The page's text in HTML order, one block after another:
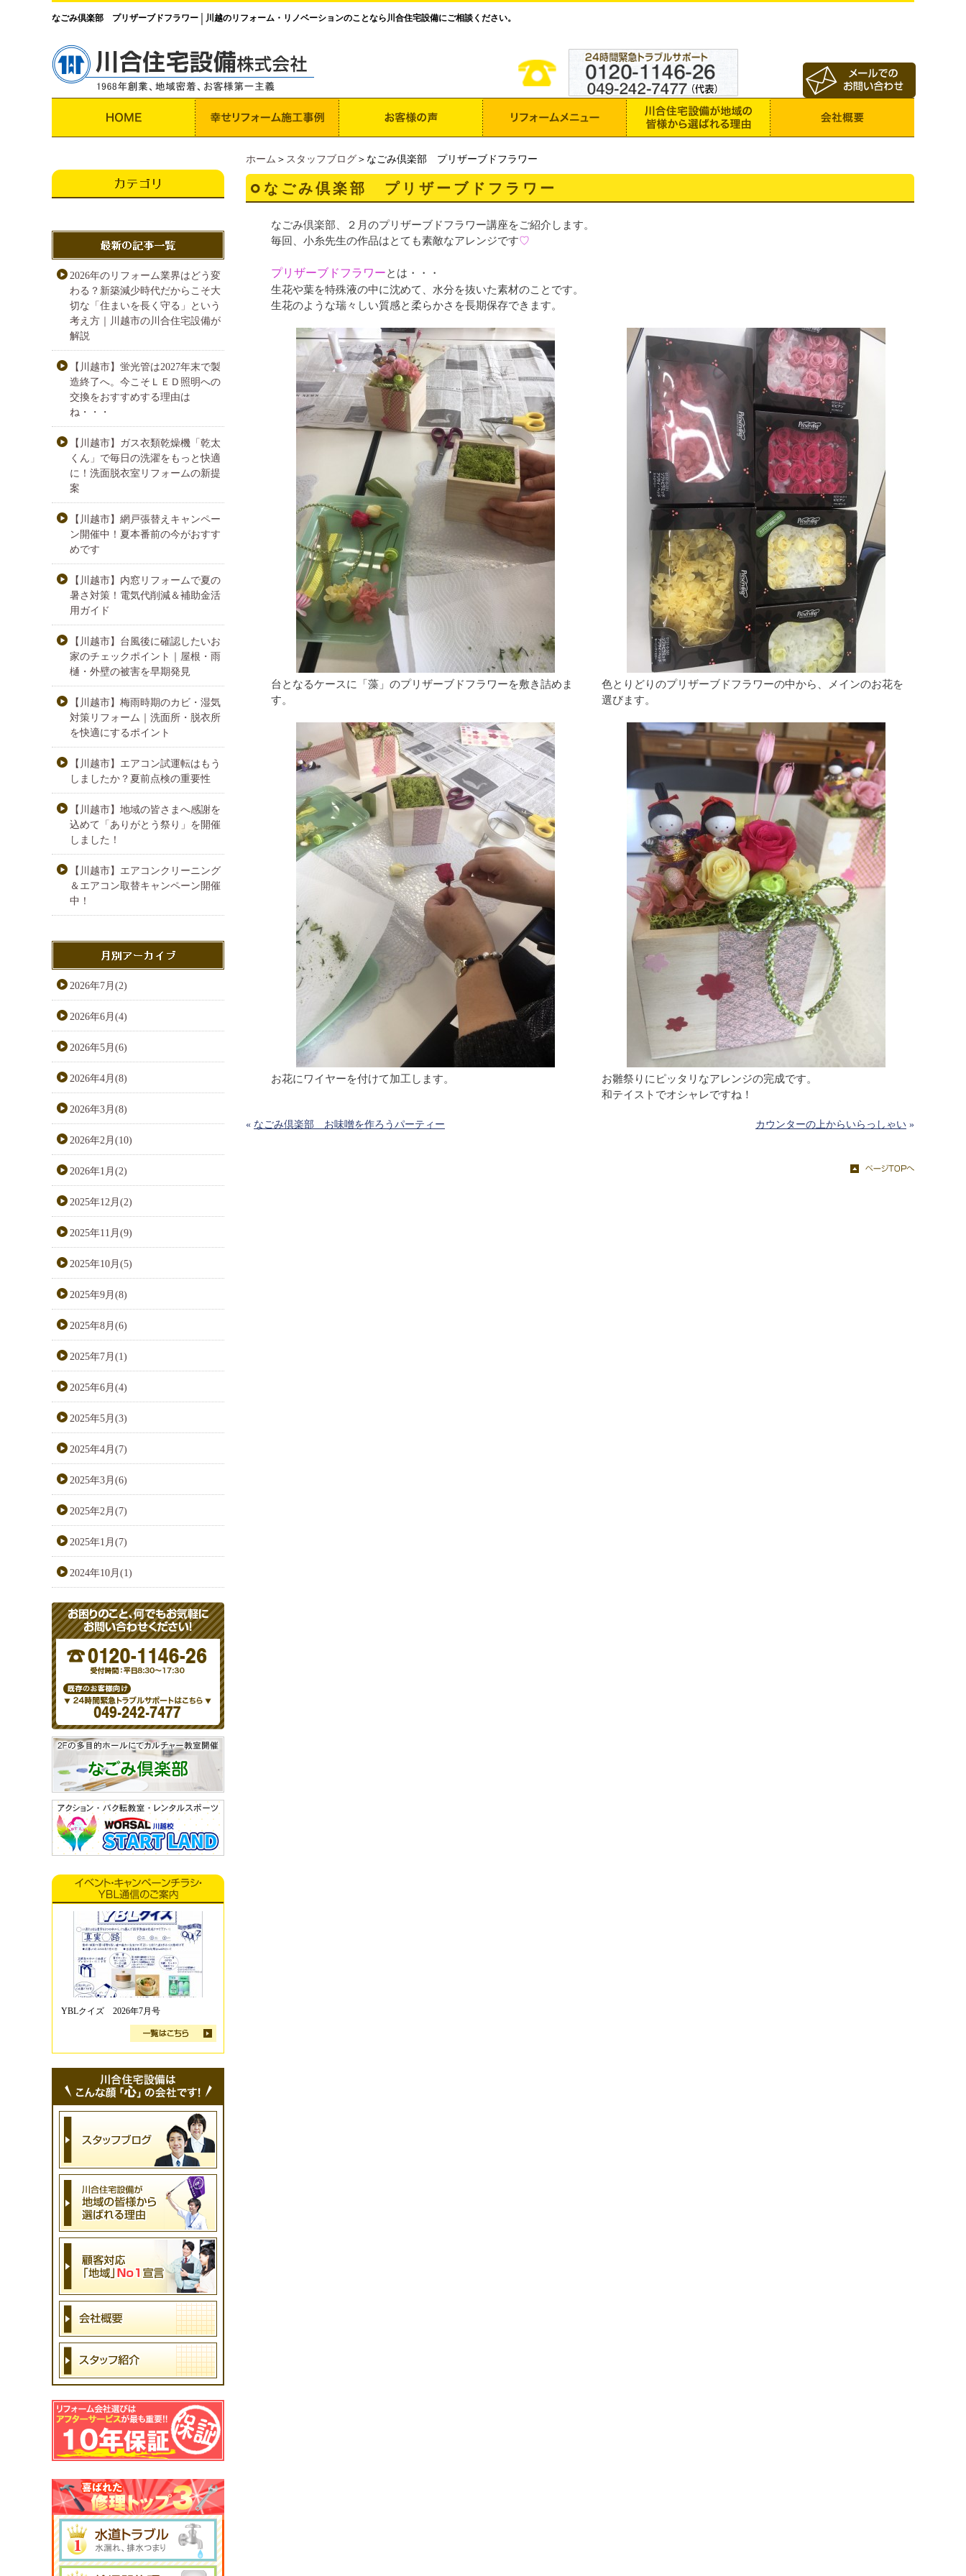
なごみ倶楽部 プリザーブドフラワー 川越のリフォーム・リノベーションのことなら川合住宅設備にご相談ください。
ホーム ＞ スタッフブログ ＞なごみ倶楽部 プリザーブドフラワー
なごみ倶楽部 プリザーブドフラワー
なごみ倶楽部、２月のプリザーブドフラワー講座をご紹介します。
毎回、小糸先生の作品はとても素敵なアレンジです♡
プリザーブドフラワーとは・・・
生花や葉を特殊液の中に沈めて、水分を抜いた素材のことです。
生花のような瑞々しい質感と柔らかさを長期保存できます。
台となるケースに「藻」のプリザーブドフラワーを敷き詰めま
す。
色とりどりのプリザーブドフラワーの中から、メインのお花を
選びます。
お花にワイヤーを付けて加工します。
お雛祭りにピッタリなアレンジの完成です。
和テイストでオシャレですね！
« なごみ倶楽部 お味噌を作ろうパーティー カウンターの上からいらっしゃい »
2026年のリフォーム業界はどう変
わる？新築減少時代だからこそ大
切な「住まいを長く守る」という
考え方｜川越市の川合住宅設備が
解説
【川越市】蛍光管は2027年末で製
造終了へ。今こそＬＥＤ照明への
交換をおすすめする理由は
ね・・・
【川越市】ガス衣類乾燥機「乾太
くん」で毎日の洗濯をもっと快適
に！洗面脱衣室リフォームの新提
案
【川越市】網戸張替えキャンペー
ン開催中！夏本番前の今がおすす
めです
【川越市】内窓リフォームで夏の
暑さ対策！電気代削減＆補助金活
用ガイド
【川越市】台風後に確認したいお
家のチェックポイント｜屋根・雨
樋・外壁の被害を早期発見
【川越市】梅雨時期のカビ・湿気
対策リフォーム｜洗面所・脱衣所
を快適にするポイント
【川越市】エアコン試運転はもう
しましたか？夏前点検の重要性
【川越市】地域の皆さまへ感謝を
込めて「ありがとう祭り」を開催
しました！
【川越市】エアコンクリーニング
＆エアコン取替キャンペーン開催
中！
2026年7月(2)
2026年6月(4)
2026年5月(6)
2026年4月(8)
2026年3月(8)
2026年2月(10)
2026年1月(2)
2025年12月(2)
2025年11月(9)
2025年10月(5)
2025年9月(8)
2025年8月(6)
2025年7月(1)
2025年6月(4)
2025年5月(3)
2025年4月(7)
2025年3月(6)
2025年2月(7)
2025年1月(7)
2024年10月(1)
YBLクイズ 2026年7月号